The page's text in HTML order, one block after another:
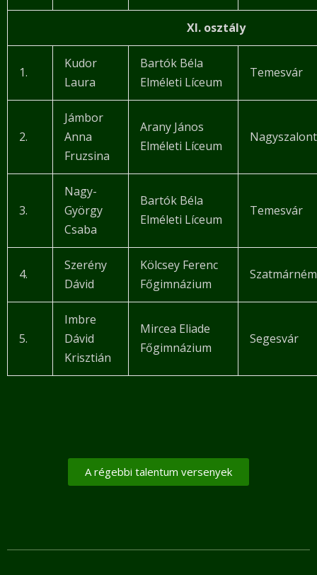
XI. osztály
1.
Kudor
Laura
Bartók Béla
Elméleti Líceum
Temesvár
2.
Jámbor
Anna
Fruzsina
Arany János
Elméleti Líceum
3.
Nagy-
György
Csaba
Bartók Béla
Elméleti Líceum
Temesvár
4.
Szerény
Dávid
Kölcsey Ferenc
Főgimnázium
5.
Imbre
Dávid
Krisztián
Mircea Eliade
Főgimnázium
Segesvár
A régebbi talentum versenyek